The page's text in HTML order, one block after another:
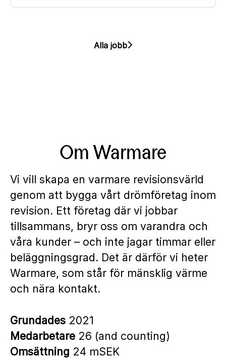
Alla jobb
Om Warmare
Vi vill skapa en varmare revisionsvärld
genom att bygga vårt drömföretag inom
revision. Ett företag där vi jobbar
tillsammans, bryr oss om varandra och
våra kunder – och inte jagar timmar eller
beläggningsgrad. Det är därför vi heter
Warmare, som står för mänsklig värme
och nära kontakt.
Grundades 2021
Medarbetare 26 (and counting)
Omsättning 24 mSEK